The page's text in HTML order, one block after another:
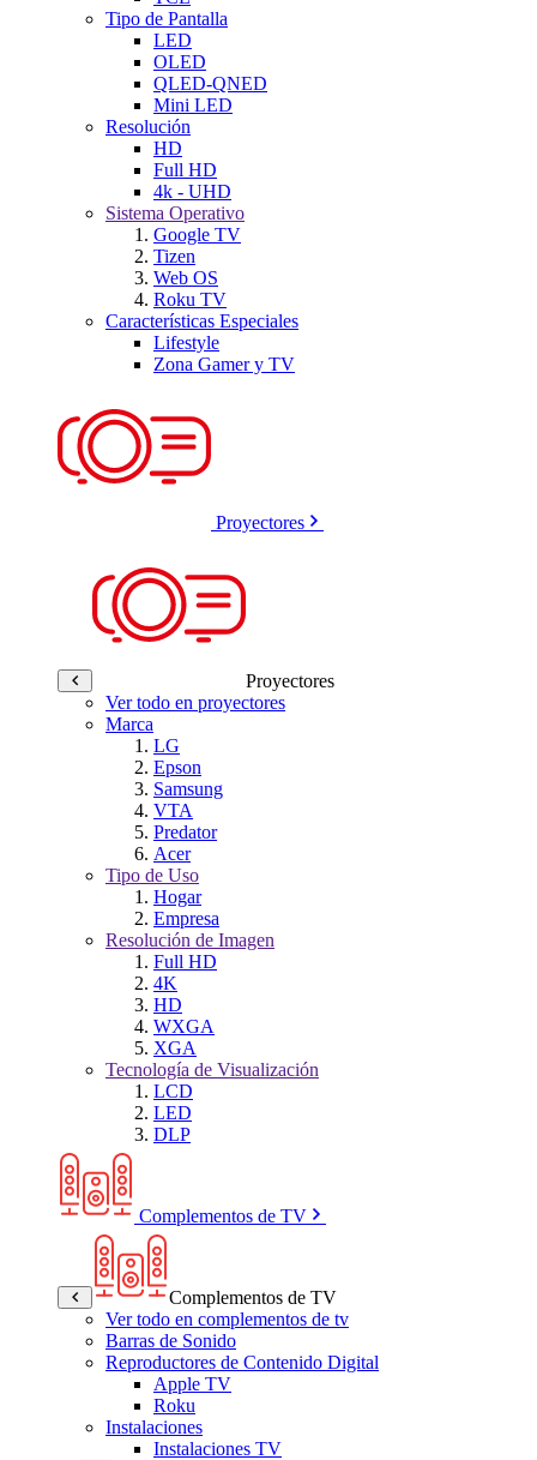
Tipo de Pantalla
LED
OLED
QLED-QNED
Mini LED
Resolución
HD
Full HD
4k - UHD
Sistema Operativo
Google TV
Tizen
Web OS
Roku TV
Características Especiales
Lifestyle
Zona Gamer y TV
Proyectores
Proyectores
Ver todo en proyectores
Marca
LG
Epson
Samsung
VTA
Predator
Acer
Tipo de Uso
Hogar
Empresa
Resolución de Imagen
Full HD
4K
HD
WXGA
XGA
Tecnología de Visualización
LCD
LED
DLP
Complementos de TV
Complementos de TV
Ver todo en complementos de tv
Barras de Sonido
Reproductores de Contenido Digital
Apple TV
Roku
Instalaciones
Instalaciones TV